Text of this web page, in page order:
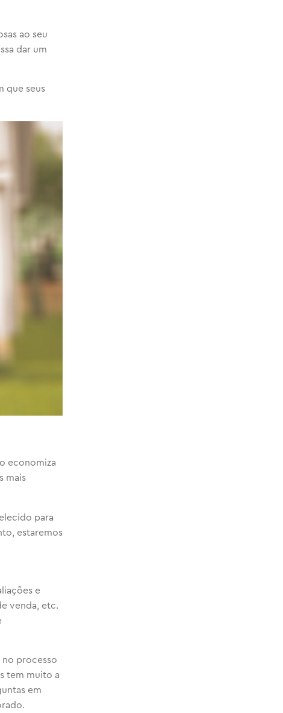
ao seu
dar um
que seus
economiza
mais
para
estaremos
e
venda, etc.
processo
tem muito a
em